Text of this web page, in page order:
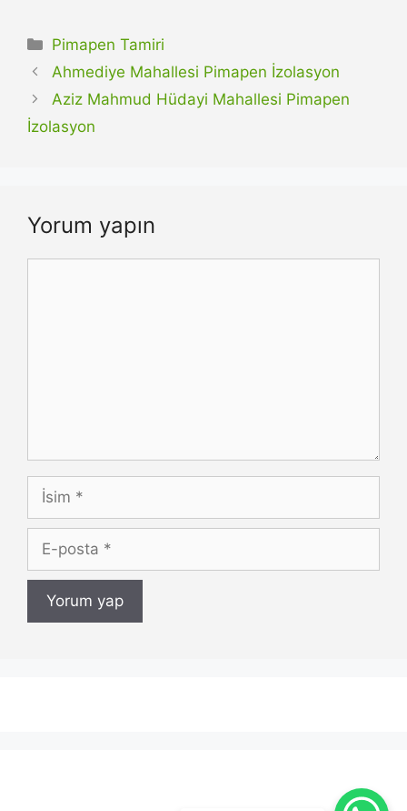
Kategoriler
Pimapen Tamiri
Ahmediye Mahallesi Pimapen İzolasyon
Aziz Mahmud Hüdayi Mahallesi Pimapen
İzolasyon
Yorum yapın
İsim
posta